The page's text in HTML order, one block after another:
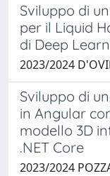
Sviluppo di
per il Liquid
di Deep
2023/2024
Sviluppo di
in Angular
modello 3D
.NET Core
2023/2024